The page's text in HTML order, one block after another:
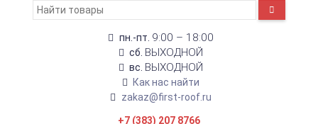
пн.-пт. 9:00 – 18:00
сб. ВЫХОДНОЙ
вс. ВЫХОДНОЙ
Как нас найти
zakaz@first-roof.ru
+7 (383) 207 8766